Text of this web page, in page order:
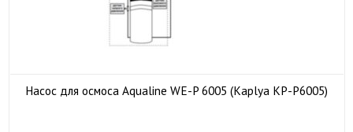
Насос для осмоса Aqualine WE-P 6005 (Kaplya KP-P6005)